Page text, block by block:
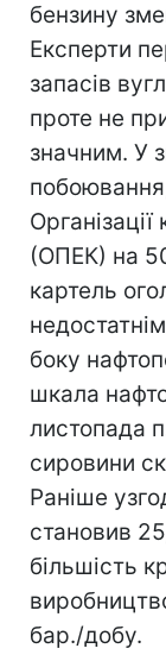
бензину
Експерти
запасів
проте не
значним. У
(ОПЕК) на
картель
боку
шкала
листопада
сировини
Раніше
становив
більшість
бар./добу.